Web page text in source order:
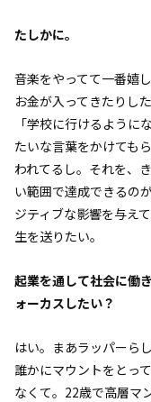
――たしかに。
音楽をやってて一番嬉
お金が入ってきたりし
「学校に行けるよう
たいな言葉をかけても
われてるし。それを、
い範囲で達成できるの
ジティブな影響を与え
生を送りたい。
――起業を通して社会に
ォーカスしたい？
はい。まあラッパーら
誰かにマウントをとっ
なくて。22歳で高層マ